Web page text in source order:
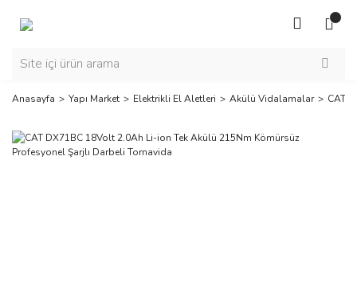
Anasayfa Yapı Market Elektrikli El Aletleri Akülü Vidalamalar CAT